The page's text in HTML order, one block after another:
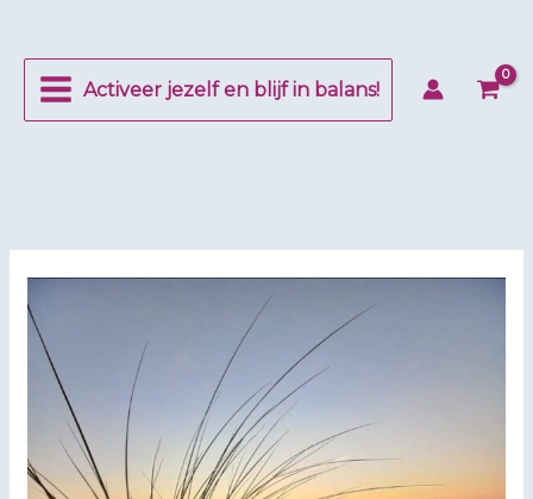
inhoud
Activeer jezelf en blijf in balans!